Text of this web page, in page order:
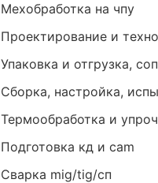
Мехобработка на чпу
Проектирование и
Упаковка и отгрузка,
Сборка, настройка,
Термообработка и
Подготовка кд и cam
Сварка mig/tig/сп